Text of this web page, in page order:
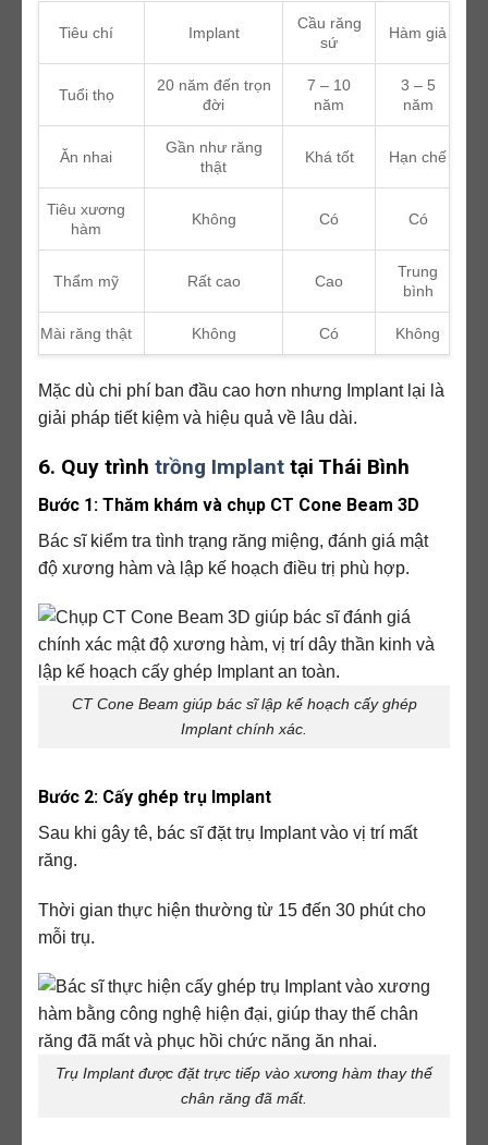
Tiêu chí Implant
Cầu răng
sứ
Hàm giả
Tuổi thọ
20 năm đến trọn
đời
7 – 10
năm
3 – 5
năm
Ăn nhai
Gần như răng
thật
Khá tốt Hạn chế
Tiêu xương
hàm
Không Có Có
Thẩm mỹ Rất cao Cao
Trung
bình
Mài răng thật Không Có Không
Mặc dù chi phí ban đầu cao hơn nhưng Implant lại là
giải pháp tiết kiệm và hiệu quả về lâu dài.
6. Quy trình trồng Implant tại Thái Bình
Bước 1: Thăm khám và chụp CT Cone Beam 3D
Bác sĩ kiểm tra tình trạng răng miệng, đánh giá mật
độ xương hàm và lập kế hoạch điều trị phù hợp.
CT Cone Beam giúp bác sĩ lập kế hoạch cấy ghép
Implant chính xác.
Bước 2: Cấy ghép trụ Implant
Sau khi gây tê, bác sĩ đặt trụ Implant vào vị trí mất
răng.
Thời gian thực hiện thường từ 15 đến 30 phút cho
mỗi trụ.
Trụ Implant được đặt trực tiếp vào xương hàm thay thế
chân răng đã mất.